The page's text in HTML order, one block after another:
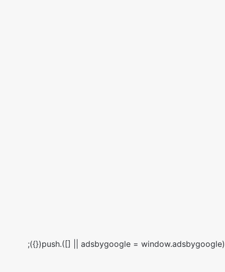
(adsbygoogle = window.adsbygoogle || []).push({});